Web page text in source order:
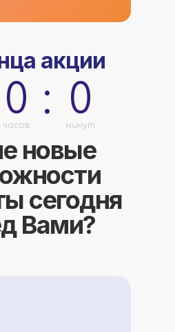
акции
0
часов
: 0
минут
новые
сегодня
Вами?